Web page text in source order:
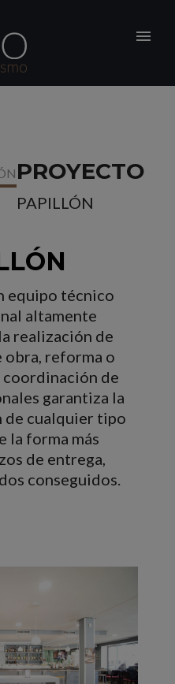
PROYECTO
PAPILLÓN
equipo técnico
altamente
realización de
reforma o
de
garantiza la
de cualquier tipo
la forma más
de entrega,
conseguidos.